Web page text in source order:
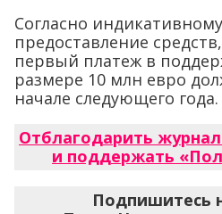
Согласно
предоставление
первый платеж в
размере 10 млн евро
начале следующего года.
Отблагодарить
и поддержать
Подпишитесь